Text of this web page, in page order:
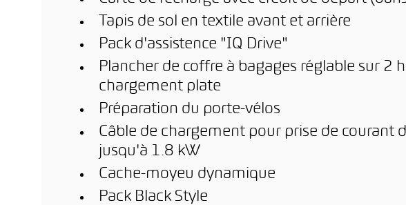
Tapis de sol en textile avant et arrière
Pack d'assistence "IQ Drive"
Plancher de coffre à bagages réglable sur 2
chargement plate
Préparation du porte-vélos
Câble de chargement pour prise de courant
jusqu'à 1.8 kW
Cache-moyeu dynamique
Pack Black Style